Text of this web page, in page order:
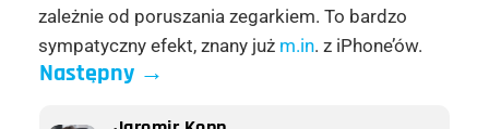
zależnie od poruszania zegarkiem. To bardzo
sympatyczny efekt, znany już m.in. z iPhone’ów.
Następny→